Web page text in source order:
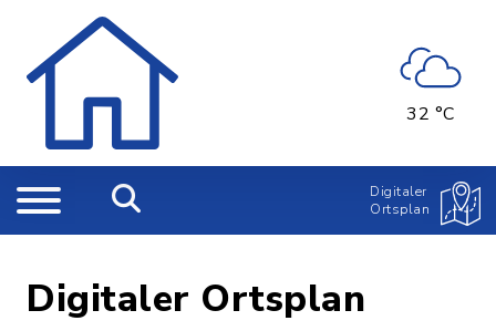
32 °C
Digitaler
Ortsplan
Digitaler Ortsplan